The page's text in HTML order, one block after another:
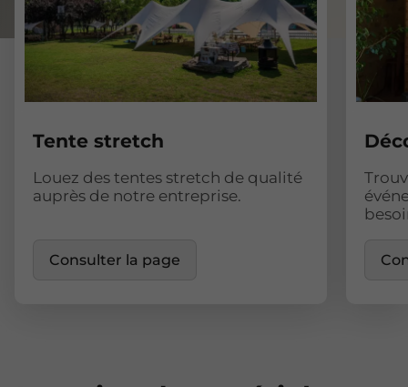
Tente stretch
Louez des tentes stretch de qualité
auprès de notre entreprise.
Consulter la page